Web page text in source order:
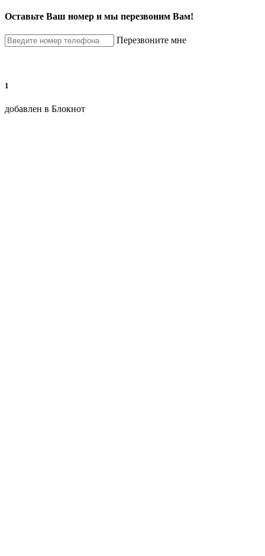
Оставьте Ваш номер и мы перезвоним Вам!
Перезвоните мне
1
добавлен в Блокнот